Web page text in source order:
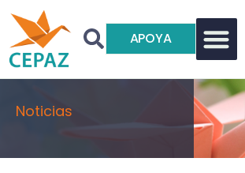
APOYA
Noticias